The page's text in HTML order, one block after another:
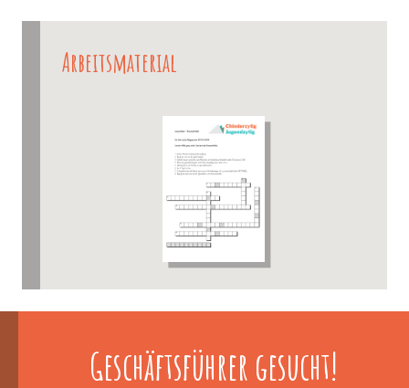
Arbeitsmaterial
Geschäftsführer gesucht!